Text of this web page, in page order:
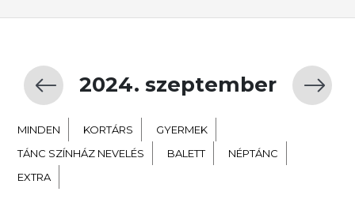
2024. szeptember
MINDEN KORTÁRS
GYERMEK
TÁNC SZÍNHÁZ NEVELÉS
BALETT
NÉPTÁNC
EXTRA